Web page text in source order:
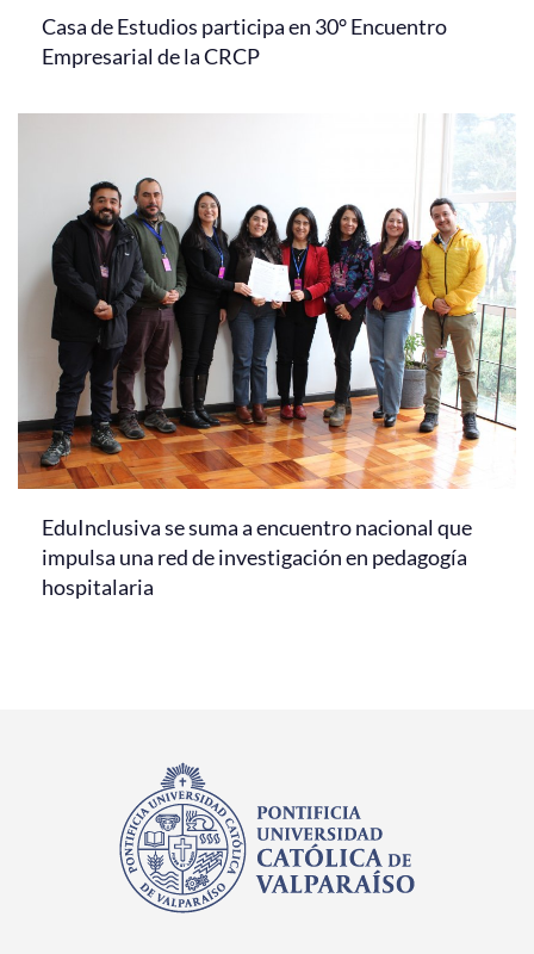
Casa de Estudios participa en 30° Encuentro
Empresarial de la CRCP
EduInclusiva se suma a encuentro nacional que
impulsa una red de investigación en pedagogía
hospitalaria